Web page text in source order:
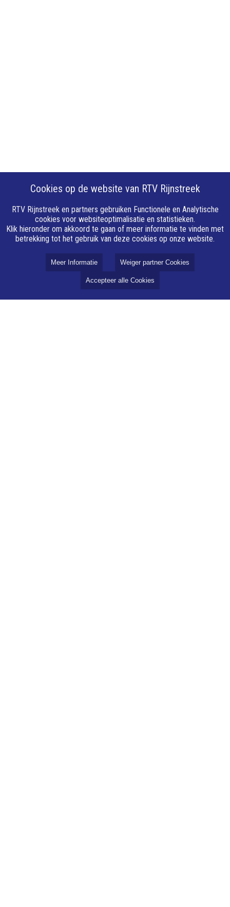
Cookies op de website van RTV Rijnstreek
RTV Rijnstreek en partners gebruiken Functionele en Analytische
cookies voor websiteoptimalisatie en statistieken.
Klik hieronder om akkoord te gaan of meer informatie te vinden met
betrekking tot het gebruik van deze cookies op onze website.
Meer Informatie Weiger partner Cookies
Accepteer alle Cookies